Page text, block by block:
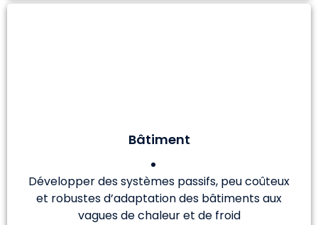
Bâtiment
Développer des systèmes passifs, peu coûteux
et robustes d’adaptation des bâtiments aux
vagues de chaleur et de froid